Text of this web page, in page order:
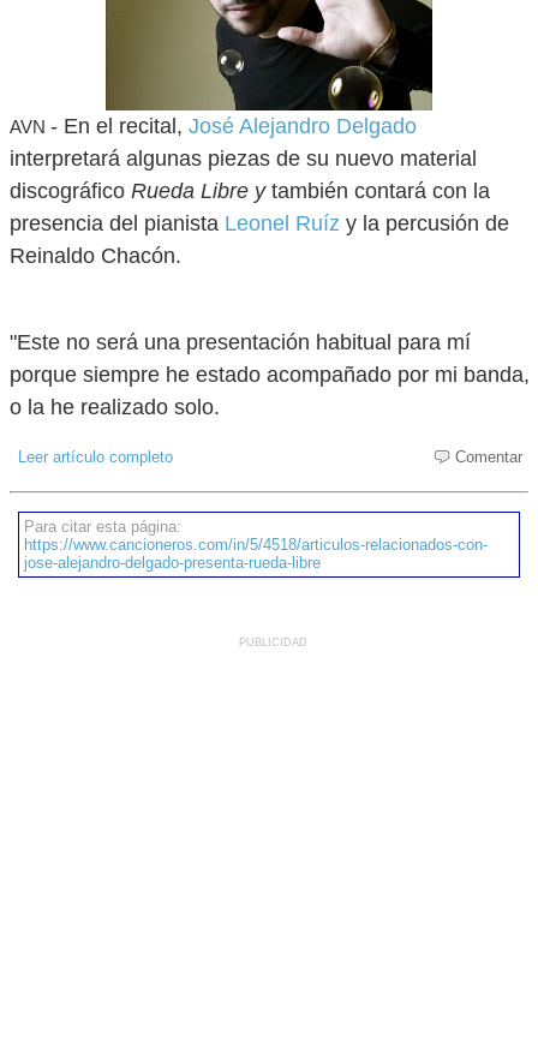
AVN - En el recital, José Alejandro Delgado
interpretará algunas piezas de su nuevo material
discográfico Rueda Libre ytambién contará con la
presencia del pianista Leonel Ruíz y la percusión de
Reinaldo Chacón.
"Este no será una presentación habitual para mí
porque siempre he estado acompañado por mi banda,
o la he realizado solo.
Leer artículo completo Comentar
Para citar esta página:
https://www.cancioneros.com/in/5/4518/articulos-relacionados-con-
jose-alejandro-delgado-presenta-rueda-libre
PUBLICIDAD